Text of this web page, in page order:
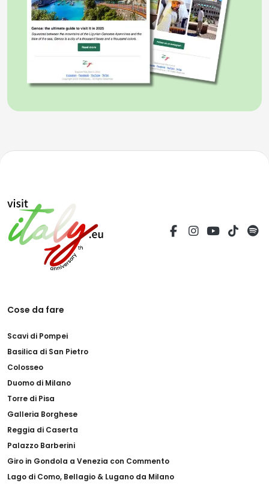
Cose da fare
Scavi di Pompei
Basilica di San Pietro
Colosseo
Duomo di Milano
Torre di Pisa
Galleria Borghese
Reggia di Caserta
Palazzo Barberini
Giro in Gondola a Venezia con Commento
Lago di Como, Bellagio & Lugano da Milano